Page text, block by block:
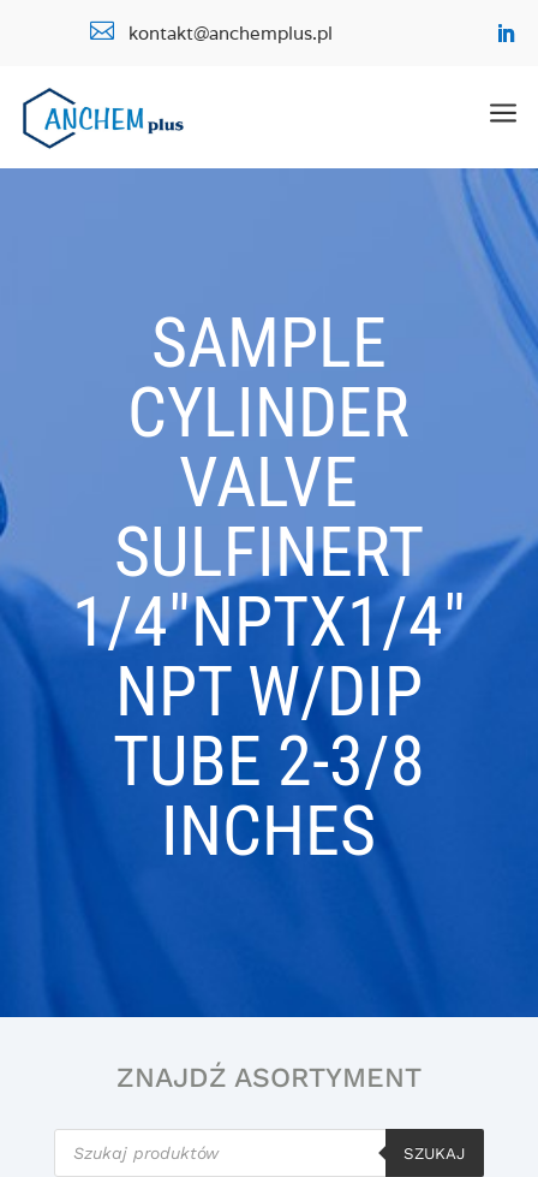
 kontakt@anchemplus.pl
a
SAMPLE
CYLINDER
VALVE
SULFINERT
1/4″NPTX1/4″
NPT W/DIP
TUBE 2-3/8
INCHES
ZNAJDŹ ASORTYMENT
Wyszukiwarka
produktów
SZUKAJ